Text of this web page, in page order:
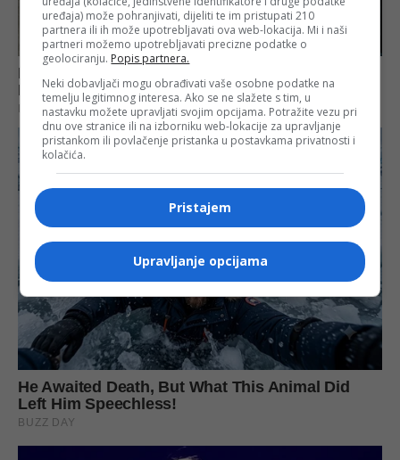
uređaja) može pohranjivati, dijeliti te im pristupati 210
partnera ili ih može upotrebljavati ova web-lokacija. Mi i naši
partneri možemo upotrebljavati precizne podatke o
geolociranju. Popis partnera.
Neki dobavljači mogu obrađivati vaše osobne podatke na
temelju legitimnog interesa. Ako se ne slažete s tim, u
nastavku možete upravljati svojim opcijama. Potražite vezu pri
dnu ove stranice ili na izborniku web-lokacije za upravljanje
pristankom ili povlačenje pristanka u postavkama privatnosti i
kolačića.
Pristajem
Upravljanje opcijama